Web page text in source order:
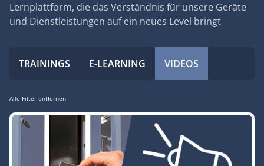
Lernplattform, die das Verständnis für unsere Geräte
und Dienstleistungen auf ein neues Level bringt
TRAININGS E-LEARNING VIDEOS
Alle Filter entfernen